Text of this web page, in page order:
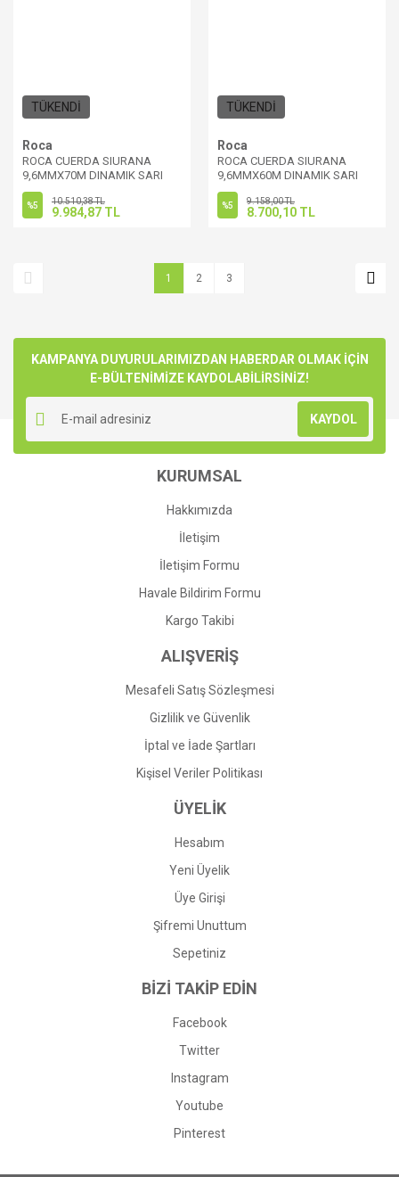
TÜKENDİ
Roca
ROCA CUERDA SIURANA
9,6MMX70M DINAMIK SARI
%5 10.510,38 TL
9.984,87 TL
TÜKENDİ
Roca
ROCA CUERDA SIURANA
9,6MMX60M DINAMIK SARI
%5 9.158,00 TL
8.700,10 TL
1 2 3
KAMPANYA DUYURULARIMIZDAN HABERDAR OLMAK İÇİN
E-BÜLTENİMİZE KAYDOLABİLİRSİNİZ!
KAYDOL
KURUMSAL
Hakkımızda
İletişim
İletişim Formu
Havale Bildirim Formu
Kargo Takibi
ALIŞVERİŞ
Mesafeli Satış Sözleşmesi
Gizlilik ve Güvenlik
İptal ve İade Şartları
Kişisel Veriler Politikası
ÜYELİK
Hesabım
Yeni Üyelik
Üye Girişi
Şifremi Unuttum
Sepetiniz
BİZİ TAKİP EDİN
Facebook
Twitter
Instagram
Youtube
Pinterest